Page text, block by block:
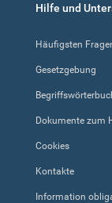
Hilfe und
Häufigsten
Gesetzgebung
Dokumente zum
Cookies
Kontakte
Information